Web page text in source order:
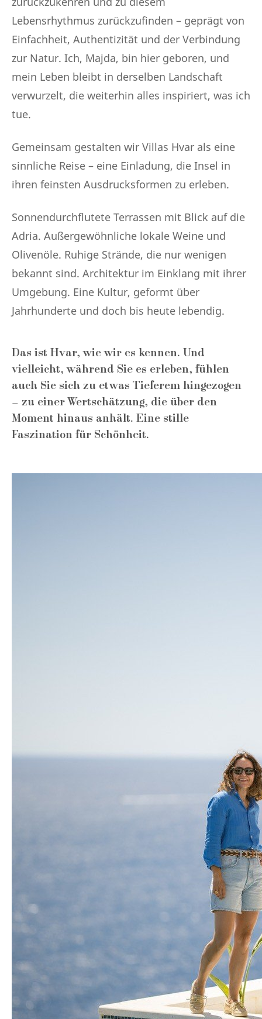
Lebensrhythmus zurückzufinden – geprägt von
Einfachheit, Authentizität und der Verbindung
zur Natur. Ich, Majda, bin hier geboren, und
mein Leben bleibt in derselben Landschaft
verwurzelt, die weiterhin alles inspiriert, was ich
tue.
Gemeinsam gestalten wir Villas Hvar als eine
sinnliche Reise – eine Einladung, die Insel in
ihren feinsten Ausdrucksformen zu erleben.
Sonnendurchflutete Terrassen mit Blick auf die
Adria. Außergewöhnliche lokale Weine und
Olivenöle. Ruhige Strände, die nur wenigen
bekannt sind. Architektur im Einklang mit ihrer
Umgebung. Eine Kultur, geformt über
Jahrhunderte und doch bis heute lebendig.
Das ist Hvar, wie wir es kennen. Und
vielleicht, während Sie es erleben, fühlen
auch Sie sich zu etwas Tieferem hingezogen
– zu einer Wertschätzung, die über den
Moment hinaus anhält. Eine stille
Faszination für Schönheit.